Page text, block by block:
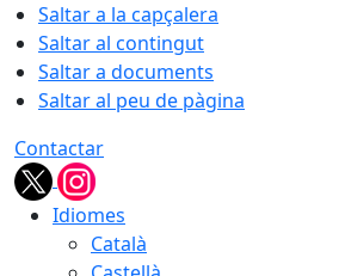
Saltar a la capçalera
Saltar al contingut
Saltar a documents
Saltar al peu de pàgina
Contactar
Idiomes
Català